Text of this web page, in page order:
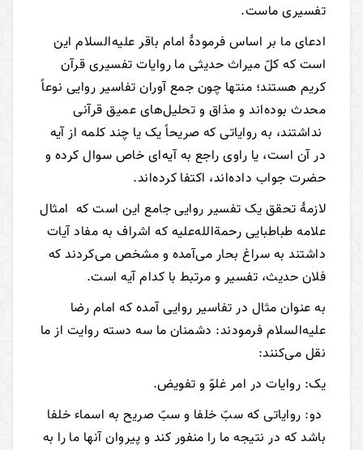
تفسیری ماست.
ادعای ما بر اساس فرمودۀ امام باقر علیه‌السلام این
است که کلّ میراث حدیثی ما روایات تفسیری قرآن
کریم‌ هستند؛ منتها چون جمع آوران تفاسیر روایی نوعاً
محدث بوده‌اند و مذاق و تحلیل‌های عمیق قرآنی
نداشتند، به روایاتی که صریحاً یک یا چند کلمه از آیه
در آن است، یا راوی راجع به آیه‌ای خاص سوال کرده و
حضرت جواب داده‌اند، اکتفا کرده‌اند.
لازمۀ تحقق یک تفسیر روایی جامع این است که امثال
علامه طباطبایی رحمة‌الله‌علیه که اشراف به مفاد آیات
داشتند به سراغ بحار می‌آمده و مشخص می‌کردند که
فلان حدیث، تفسیر و مرتبط با کدام آیه است.
به عنوان مثال در تفاسیر روایی آمده که امام رضا
علیه‌السلام فرمودند: دشمنان ما سه دسته روایت از ما
نقل می‌کنند:
یک: روایات در امر غلوّ و تفویض.
دو: روایاتی که سبّ خلفا و سبّ صریح به اسماء خلفا
باشد که در نتیجه ما را منفور کند و پیروان آنها ما را به